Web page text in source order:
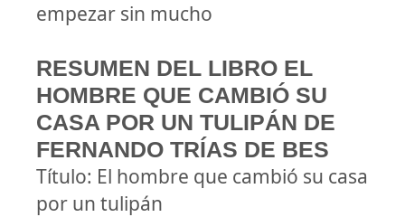
empezar sin mucho
RESUMEN DEL LIBRO EL
HOMBRE QUE CAMBIÓ SU
CASA POR UN TULIPÁN DE
FERNANDO TRÍAS DE BES
Título: El hombre que cambió su casa
por un tulipán